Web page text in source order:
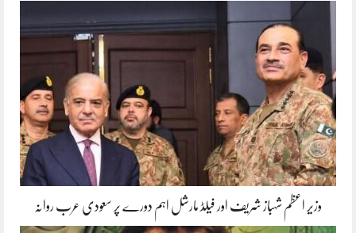
وزیر اعظم شہباز شریف اور فیلڈ مارشل اہم دورے پر سعودی عرب روانہ